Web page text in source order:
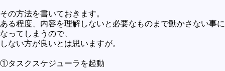
その方法を書いておきます。
ある程度、内容を理解しないと必要なものまで動かさない事に
なってしまうので、
しない方が良いとは思いますが。
①タスクスケジューラを起動